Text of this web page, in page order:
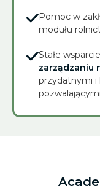
Pomoc w
modułu
Stałe
zarządzaniu
przydatnymi i